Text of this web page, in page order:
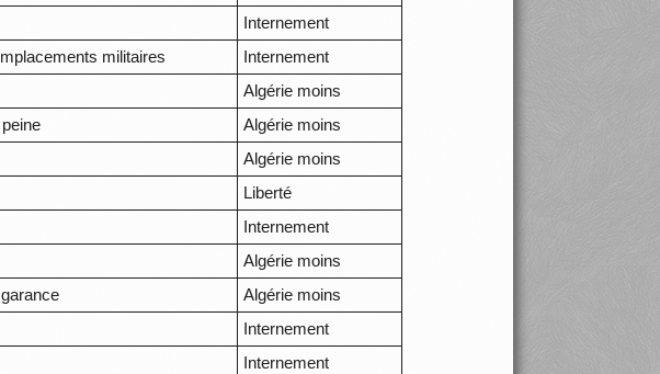
Internement
militaires
Internement
Algérie moins
Algérie moins
Algérie moins
Liberté
Internement
Algérie moins
Algérie moins
Internement
Internement